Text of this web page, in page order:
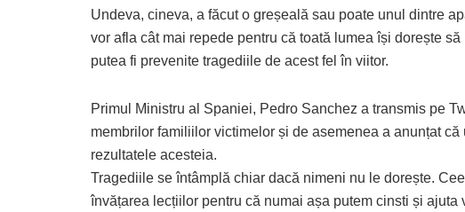
Undeva, cineva, a făcut o greșeală sau poate unul dintre
vor afla cât mai repede pentru că toată lumea își dorește
putea fi prevenite tragediile de acest fel în viitor.
Primul Ministru al Spaniei, Pedro Sanchez a transmis pe
membrilor familiilor victimelor și de asemenea a anunțat
rezultatele acesteia.
Tragediile se întâmplă chiar dacă nimeni nu le dorește.
învățarea lecțiilor pentru că numai așa putem cinsti și ajuta